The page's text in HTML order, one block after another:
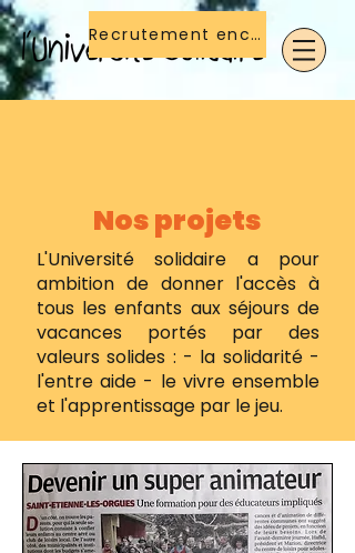
Recrutement encadrant(e)s
Nos projets
L'Université solidaire a pour
ambition de donner l'accès à
tous les enfants aux séjours de
vacances portés par des
valeurs solides : - la solidarité -
l'entre aide - le vivre ensemble
et l'apprentissage par le jeu.